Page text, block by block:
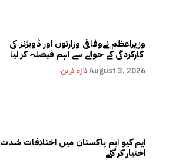
وزیراعظم نےوفاقی وزارتوں اور ڈویژنز کی
کارکردگی کے حوالے سے اہم فیصلہ کر لیا
تازہ ترینAugust 3, 2026
ایم کیو ایم پاکستان میں اختلافات شدت
اختیار کر گئے